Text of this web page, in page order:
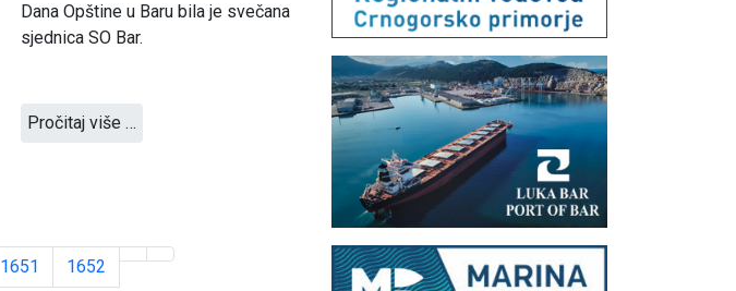
Dana Opštine u Baru bila je svečana
sjednica SO Bar.
Pročitaj više …
1651
1652